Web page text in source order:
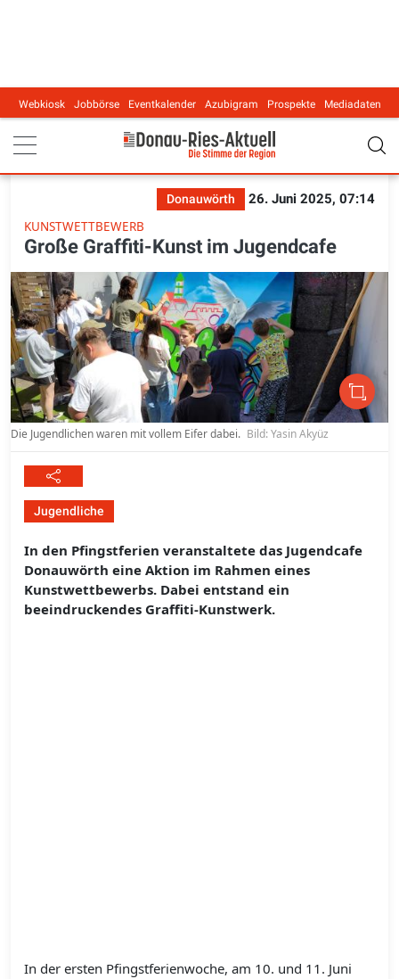
Main navigation
Webkiosk Jobbörse Eventkalender Azubigram Prospekte Mediadaten
Donauwörth
26. Juni 2025, 07:14
KUNSTWETTBEWERB
Große Graffiti-Kunst im Jugendcafe
Die Jugendlichen waren mit vollem Eifer dabei. Bild: Yasin Akyüz
Jugendliche
In den Pfingstferien veranstaltete das Jugendcafe
Donauwörth eine Aktion im Rahmen eines
Kunstwettbewerbs. Dabei entstand ein
beeindruckendes Graffiti-Kunstwerk.
In der ersten Pfingstferienwoche, am 10. und 11. Juni